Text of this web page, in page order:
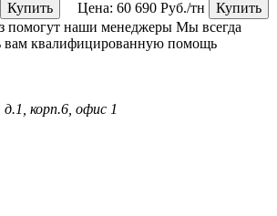
Купить Цена: 60 690 Руб./тн
Купить
помогут наши менеджеры Мы всегда
вам квалифицированную помощь
корп.6, офис 1